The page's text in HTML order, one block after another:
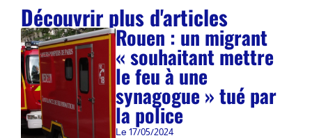
Découvrir plus d'articles
Rouen : un migrant
« souhaitant mettre
le feu à une
synagogue » tué par
la police
Le 17/05/2024